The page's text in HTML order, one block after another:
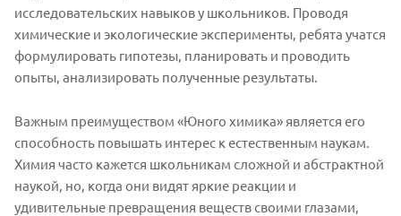
исследовательских навыков у школьников. Проводя
химические и экологические эксперименты, ребята учатся
формулировать гипотезы, планировать и проводить
опыты, анализировать полученные результаты.
Важным преимуществом «Юного химика» является его
способность повышать интерес к естественным наукам.
Химия часто кажется школьникам сложной и абстрактной
наукой, но, когда они видят яркие реакции и
удивительные превращения веществ своими глазами,